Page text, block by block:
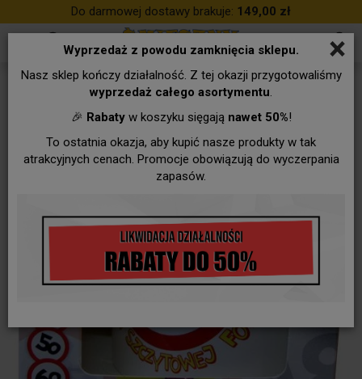
×
Wyprzedaż z powodu zamknięcia sklepu.
Nasz sklep kończy działalność. Z tej okazji przygotowaliśmy
wyprzedaż całego asortymentu.
🎉 Rabatyw koszyku sięgają nawet 50%!
To ostatnia okazja, aby kupić nasze produkty w tak
atrakcyjnych cenach. Promocje obowiązują do wyczerpania
zapasów.
Do darmowej dostawy brakuje: 149,00 zł